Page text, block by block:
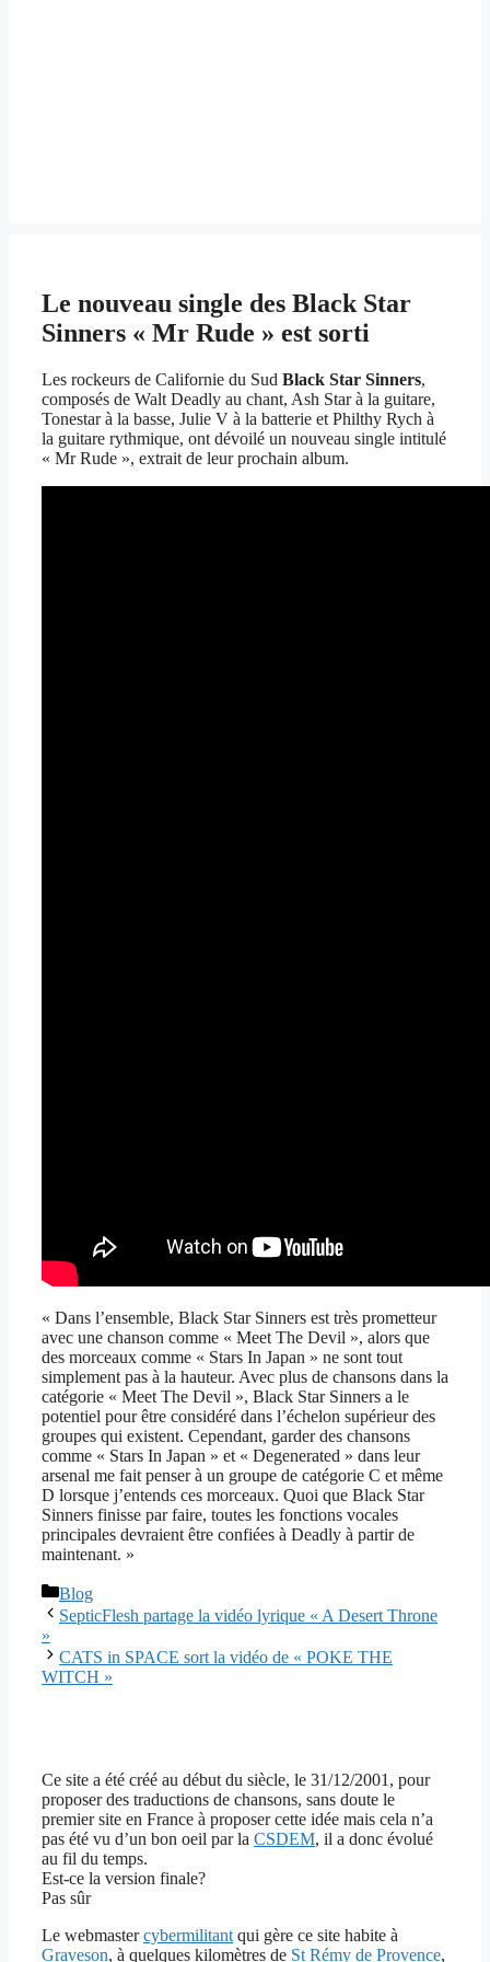
Le nouveau single des Black Star
Sinners « Mr Rude » est sorti
Les rockeurs de Californie du Sud Black Star Sinners,
composés de Walt Deadly au chant, Ash Star à la guitare,
Tonestar à la basse, Julie V à la batterie et Philthy Rych à
la guitare rythmique, ont dévoilé un nouveau single intitulé
« Mr Rude », extrait de leur prochain album.
« Dans l’ensemble, Black Star Sinners est très prometteur
avec une chanson comme « Meet The Devil », alors que
des morceaux comme « Stars In Japan » ne sont tout
simplement pas à la hauteur. Avec plus de chansons dans la
catégorie « Meet The Devil », Black Star Sinners a le
potentiel pour être considéré dans l’échelon supérieur des
groupes qui existent. Cependant, garder des chansons
comme « Stars In Japan » et « Degenerated » dans leur
arsenal me fait penser à un groupe de catégorie C et même
D lorsque j’entends ces morceaux. Quoi que Black Star
Sinners finisse par faire, toutes les fonctions vocales
principales devraient être confiées à Deadly à partir de
maintenant. »
Catégories
Blog
SepticFlesh partage la vidéo lyrique « A Desert Throne
»
CATS in SPACE sort la vidéo de « POKE THE
WITCH »
Ce site a été créé au début du siècle, le 31/12/2001, pour
proposer des traductions de chansons, sans doute le
premier site en France à proposer cette idée mais cela n’a
pas été vu d’un bon oeil par la CSDEM, il a donc évolué
au fil du temps.
Est-ce la version finale?
Pas sûr
Le webmastercybermilitant qui gère ce site habite à
Graveson, à quelques kilomètres de St Rémy de Provence,